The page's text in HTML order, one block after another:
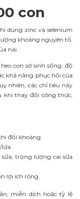
con
dùng zinc và selenium
khoáng nguyên tố,
nái.
con sơ sinh sống, độ
khả năng phục hồi của
nhiên, các chỉ tiêu này
khi thay đổi công thức,
đổi khoáng
lứa
sữa, trọng lượng cai sữa
lợi ích ròng
miễn dịch hoặc tỷ lệ